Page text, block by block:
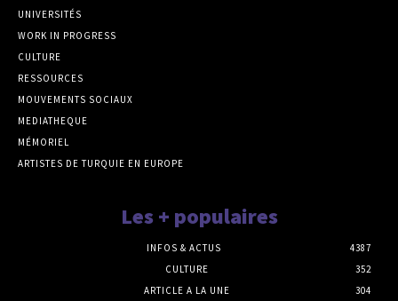
UNIVERSITÉS
WORK IN PROGRESS
CULTURE
RESSOURCES
MOUVEMENTS SOCIAUX
MEDIATHEQUE
MÉMORIEL
ARTISTES DE TURQUIE EN EUROPE
Les + populaires
INFOS & ACTUS
4387
CULTURE
352
ARTICLE A LA UNE
304